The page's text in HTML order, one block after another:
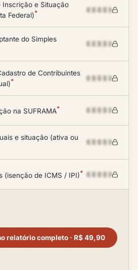
Inscrição e Situação
Federal)*
do Simples
de Contribuintes
*
na SUFRAMA*
e situação (ativa ou
(isenção de ICMS / IPI)*
relatório completo · R$ 49,90